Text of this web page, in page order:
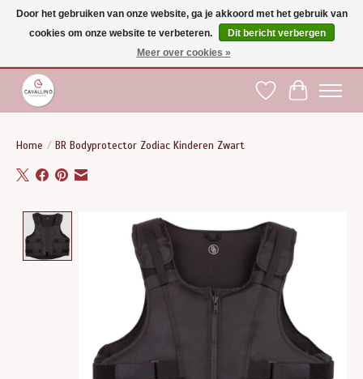
Gratis verzending vanaf €75 binnen BE - vanaf €100 naar EU | Voor 17:00 besteld is
dezelfde dag verzonden | Klantendienst: +32 (0)51 21 27 00 |
Verlanglijst
Home / BR Bodyprotector Zodiac Kinderen Zwart
Product image slideshow Items
Door het gebruiken van onze website, ga je akkoord met het gebruik van
cookies om onze website te verbeteren.
Dit bericht verbergen
Meer over cookies »